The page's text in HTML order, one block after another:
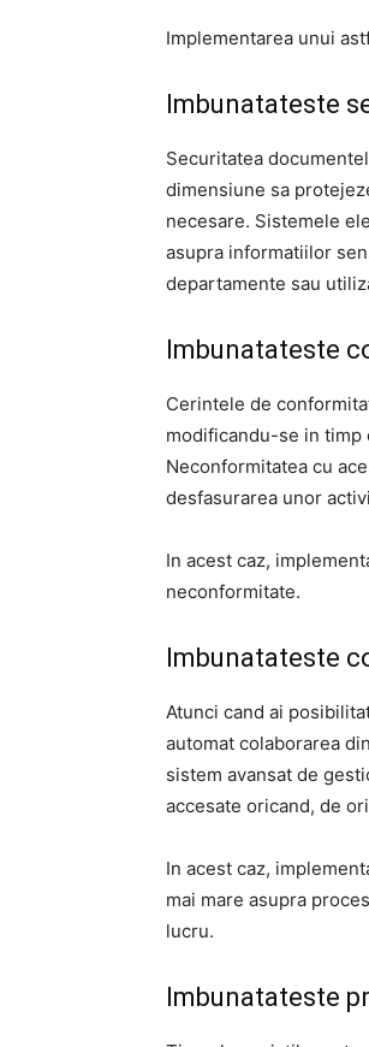
Implementarea unui
Imbunatateste
Securitatea
dimensiune sa
necesare. Sistemele
asupra informatiilor
departamente sau
Imbunatateste
Cerintele de
modificandu-se in timp
Neconformitatea cu
desfasurarea unor
In acest caz,
neconformitate.
Imbunatateste
Atunci cand ai
automat colaborarea
sistem avansat de
accesate oricand, de
In acest caz,
mai mare asupra
lucru.
Imbunatateste